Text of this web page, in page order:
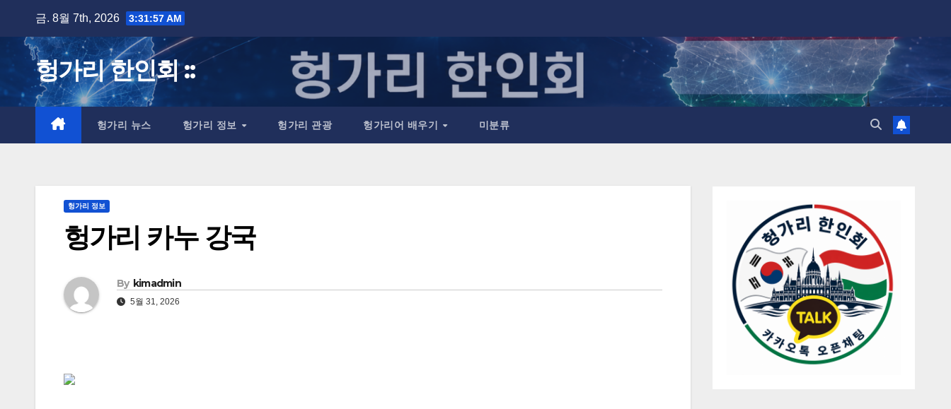
content
금. 8월 7th, 2026 3:31:58 AM
헝가리 한인회 ::
헝가리 뉴스 헝가리 정보 헝가리 관광 헝가리어 배우기 미분류
헝가리 정보
헝가리 카누 강국
By kimadmin
5월 31, 2026